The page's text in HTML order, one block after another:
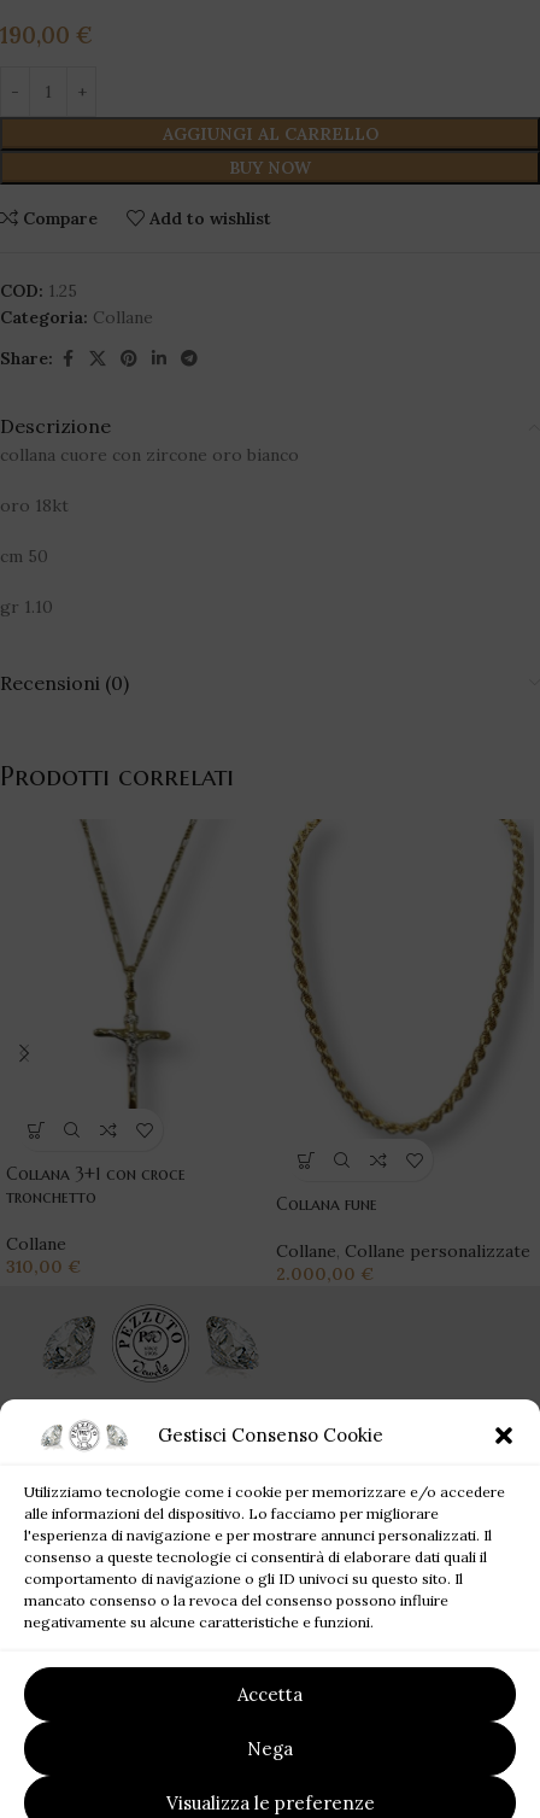
Gestisci Consenso Cookie
Utilizziamo tecnologie come i cookie per memorizzare e/o accedere
alle informazioni del dispositivo. Lo facciamo per migliorare
l'esperienza di navigazione e per mostrare annunci personalizzati. Il
consenso a queste tecnologie ci consentirà di elaborare dati quali il
comportamento di navigazione o gli ID univoci su questo sito. Il
mancato consenso o la revoca del consenso possono influire
negativamente su alcune caratteristiche e funzioni.
Accetta
Nega
Visualizza le preferenze
190,00 €
AGGIUNGI AL CARRELLO
BUY NOW
Compare Add to wishlist
COD: 1.25
Categoria: Collane
Share:
Descrizione
collana cuore con zircone oro bianco
oro 18kt
cm 50
gr 1.10
Recensioni (0)
Prodotti correlati
Collana 3+1 con croce
tronchetto
Collane
310,00 €
Collana fune
Collane, Collane personalizzate
2.000,00 €
Ogni singolo gioiello acquistato da Pezzuto Jewels è per sempre!
Tel: +39 081 81 81 945
Mail: pezzutofrancesco21@gmail.com
JEWELS BLOG
LINK UTILI
2023 | P.I. 07220121219 | Designed by
FALATECH